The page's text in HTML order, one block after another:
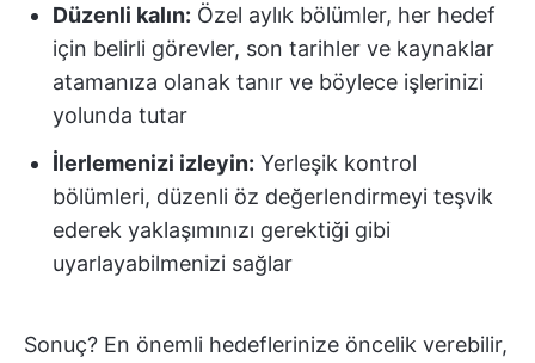
Düzenli kalın: Özel aylık bölümler, her hedef
için belirli görevler, son tarihler ve kaynaklar
atamanıza olanak tanır ve böylece işlerinizi
yolunda tutar
İlerlemenizi izleyin: Yerleşik kontrol
bölümleri, düzenli öz değerlendirmeyi teşvik
ederek yaklaşımınızı gerektiği gibi
uyarlayabilmenizi sağlar
Sonuç? En önemli hedeflerinize öncelik verebilir,